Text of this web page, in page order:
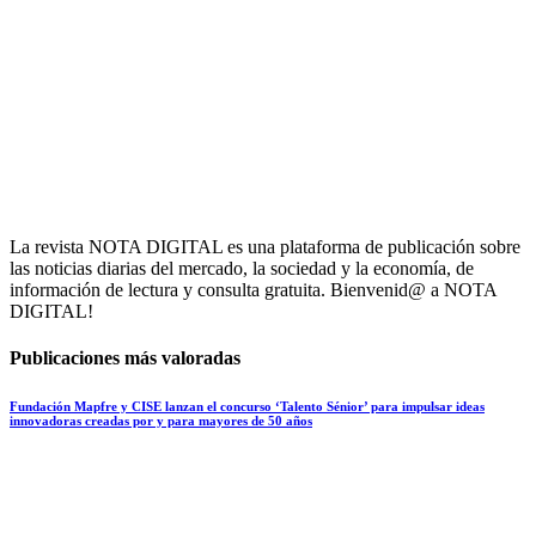
La revista NOTA DIGITAL es una plataforma de publicación sobre
las noticias diarias del mercado, la sociedad y la economía, de
información de lectura y consulta gratuita. Bienvenid@ a NOTA
DIGITAL!
Publicaciones más valoradas
Fundación Mapfre y CISE lanzan el concurso ‘Talento Sénior’ para impulsar ideas
innovadoras creadas por y para mayores de 50 años